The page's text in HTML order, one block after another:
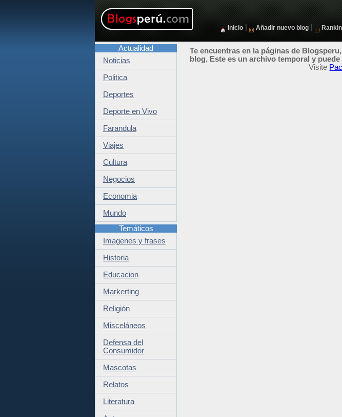
Inicio Añadir nuevo blog
Te encuentras en la páginas de
blog. Este es un archivo temporal y
Visite
Actualidad
Noticias
Politica
Deportes
Deporte en Vivo
Farandula
Viajes
Cultura
Negocios
Economia
Mundo
Temáticos
Imagenes y frases
Historia
Educacion
Markerting
Religión
Misceláneos
Defensa del
Consumidor
Mascotas
Relatos
Literatura